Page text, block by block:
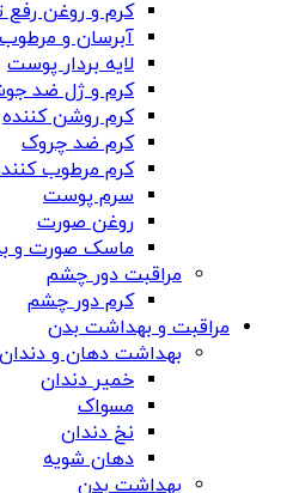
کرم و روغن رفع
آبرسان و
لایه بردار پوست
کرم و ژل ضد
کرم روشن کننده
کرم ضد چروک
کرم مرطوب
سرم پوست
روغن صورت
ماسک صورت و
مراقبت دور چشم
کرم دور چشم
مراقبت و بهداشت بدن
بهداشت دهان و دندان
خمیر دندان
مسواک
نخ دندان
دهان شویه
بهداشت بدن